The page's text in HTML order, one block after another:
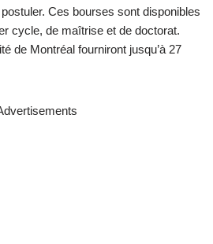
Ces bourses sont disponibles
cycle, de maîtrise et de doctorat.
de Montréal fourniront jusqu’à 27